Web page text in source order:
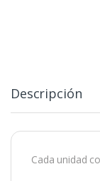
Descripción
Cada unidad